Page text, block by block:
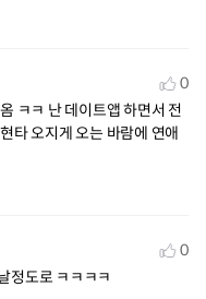
0
ㅋㅋ 난 데이트앱 하면서 전
타 오지게 오는 바람에 연애
0
정도로 ㅋㅋㅋㅋ